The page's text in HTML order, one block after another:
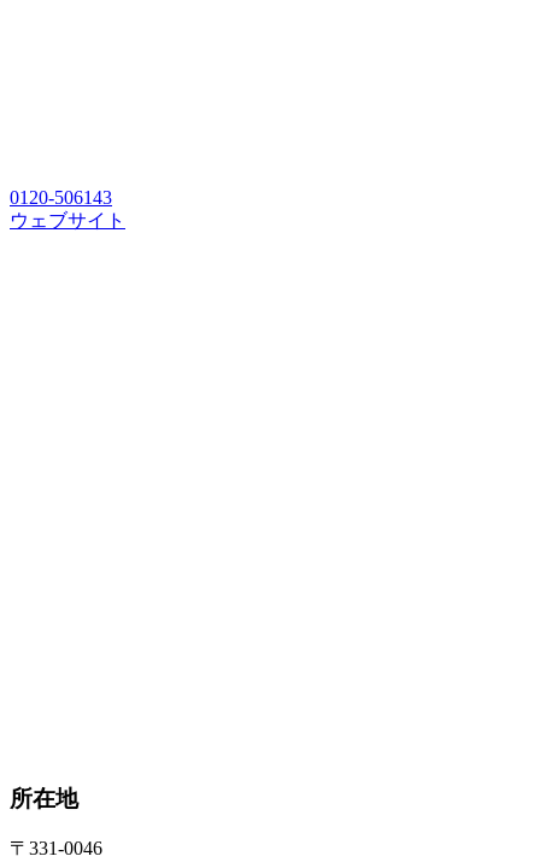
0120-506143
ウェブサイト
所在地
〒331-0046